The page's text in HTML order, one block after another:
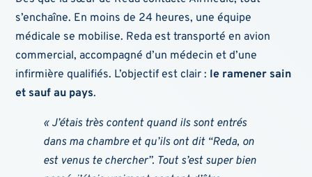
s’enchaîne. En moins de 24 heures, une équipe
médicale se mobilise. Reda est transporté en avion
commercial, accompagné d’un médecin et d’une
infirmière qualifiés. L’objectif est clair : le ramener sain
et sauf au pays.
« J’étais très content quand ils sont entrés
dans ma chambre et qu’ils ont dit “Reda, on
est venus te chercher”. Tout s’est super bien